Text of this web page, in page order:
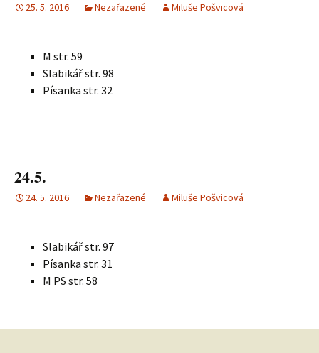
25. 5. 2016 Nezařazené Miluše Pošvicová
M str. 59
Slabikář str. 98
Písanka str. 32
24.5.
24. 5. 2016 Nezařazené Miluše Pošvicová
Slabikář str. 97
Písanka str. 31
M PS str. 58